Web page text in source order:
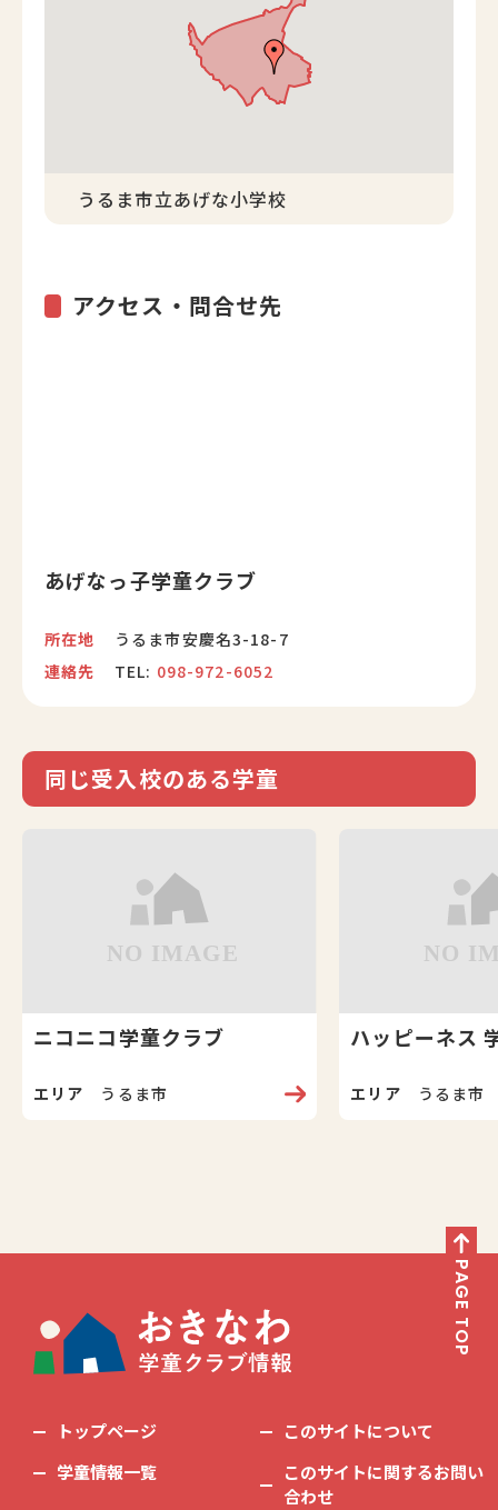
うるま市立あげな小学校
アクセス・問合せ先
あげなっ子学童クラブ
所在地
うるま市安慶名3-18-7
連絡先
TEL: 098-972-6052
同じ受入校のある学童
ニコニコ学童クラブ
エリア うるま市
ハッピーネス
エリア うるま市
トップページ
このサイトについて
学童情報一覧
このサイトに関するお問い
合わせ
PAGE TOP